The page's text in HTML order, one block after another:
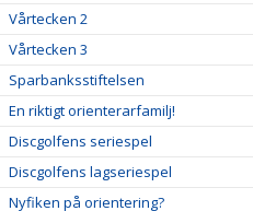
Vårtecken 2
Vårtecken 3
Sparbanksstiftelsen
En riktigt orienterarfamilj!
Discgolfens seriespel
Discgolfens lagseriespel
Nyfiken på orientering?